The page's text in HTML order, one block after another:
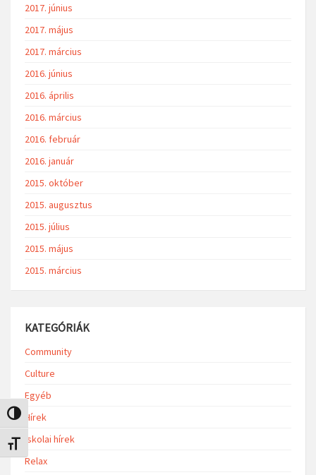
Nagy kontraszt váltása
Betűméret váltása
2017. június
2017. május
2017. március
2016. június
2016. április
2016. március
2016. február
2016. január
2015. október
2015. augusztus
2015. július
2015. május
2015. március
KATEGÓRIÁK
Community
Culture
Egyéb
Hírek
Iskolai hírek
Relax